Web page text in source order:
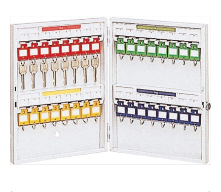
壁に掛けて、鍵をしっかり管理。カラフルなホル
ダーに、見やすいタイトルプレート付。
メーカー希望小売価格：
¥15,700+ 税
ホルダーの色がカラー分類されているので、鍵の保管・整理がス
ムーズです。折りたたんで持ち歩くことも可能です。
壁に取り付け可能